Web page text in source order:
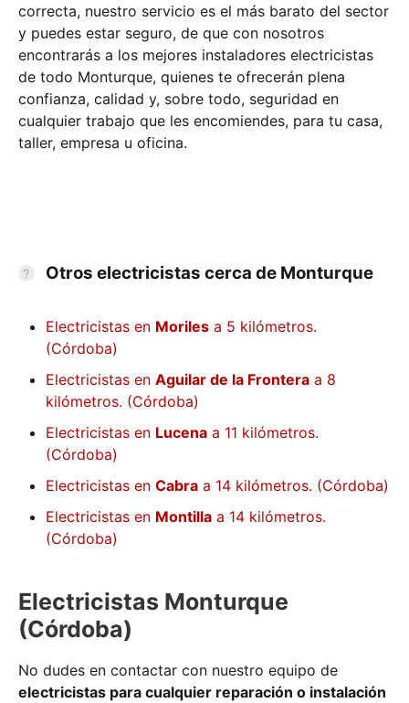
correcta, nuestro servicio es el más barato del sector
y puedes estar seguro, de que con nosotros
encontrarás a los mejores instaladores electricistas
de todo Monturque, quienes te ofrecerán plena
confianza, calidad y, sobre todo, seguridad en
cualquier trabajo que les encomiendes, para tu casa,
taller, empresa u oficina.
Otros electricistas cerca de Monturque
Electricistas en Moriles a 5 kilómetros.
(Córdoba)
Electricistas en Aguilar de la Frontera a 8
kilómetros. (Córdoba)
Electricistas en Lucena a 11 kilómetros.
(Córdoba)
Electricistas en Cabra a 14 kilómetros. (Córdoba)
Electricistas en Montilla a 14 kilómetros.
(Córdoba)
Electricistas Monturque
(Córdoba)
No dudes en contactar con nuestro equipo de
electricistas para cualquier reparación o instalación